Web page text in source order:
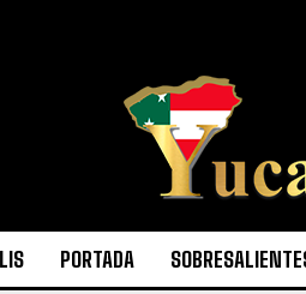
PORTADA